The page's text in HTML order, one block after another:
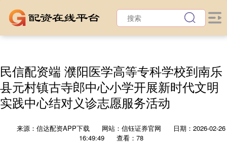
民信配资端 濮阳医学高等专科学校到南乐
县元村镇古寺郎中心小学开展新时代文明
实践中心结对义诊志愿服务活动
来源：信达配资APP下载 网站：信钰证券官网
日期：2026-02-26
16:49:49
查看：78